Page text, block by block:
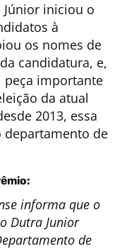
iniciou o
à
os nomes de
candidatura, e,
peça importante
da atual
2013, essa
departamento de
informa que o
Dutra Junior
de